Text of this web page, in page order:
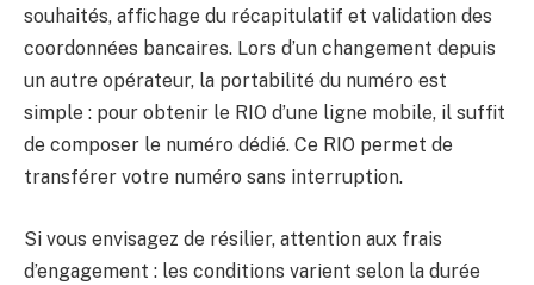
souhaités, affichage du récapitulatif et validation des
coordonnées bancaires. Lors d’un changement depuis
un autre opérateur, la portabilité du numéro est
simple : pour obtenir le RIO d’une ligne mobile, il suffit
de composer le numéro dédié. Ce RIO permet de
transférer votre numéro sans interruption.
Si vous envisagez de résilier, attention aux frais
d’engagement : les conditions varient selon la durée